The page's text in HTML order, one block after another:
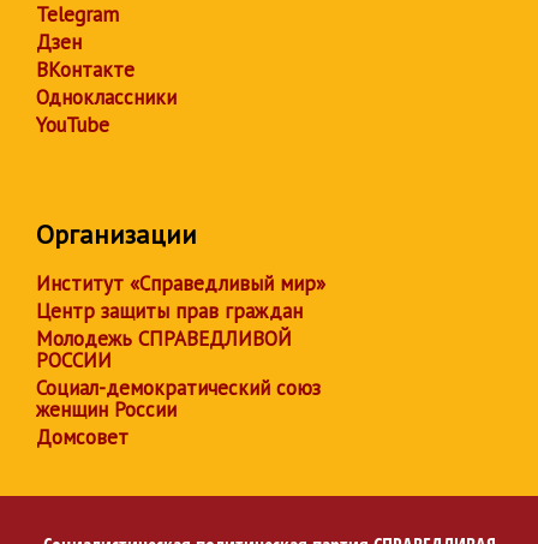
Telegram
Дзен
ВКонтакте
Одноклассники
YouTube
Организации
Институт «Справедливый мир»
Центр защиты прав граждан
Молодежь СПРАВЕДЛИВОЙ
РОССИИ
Социал-демократический союз
женщин России
Домсовет